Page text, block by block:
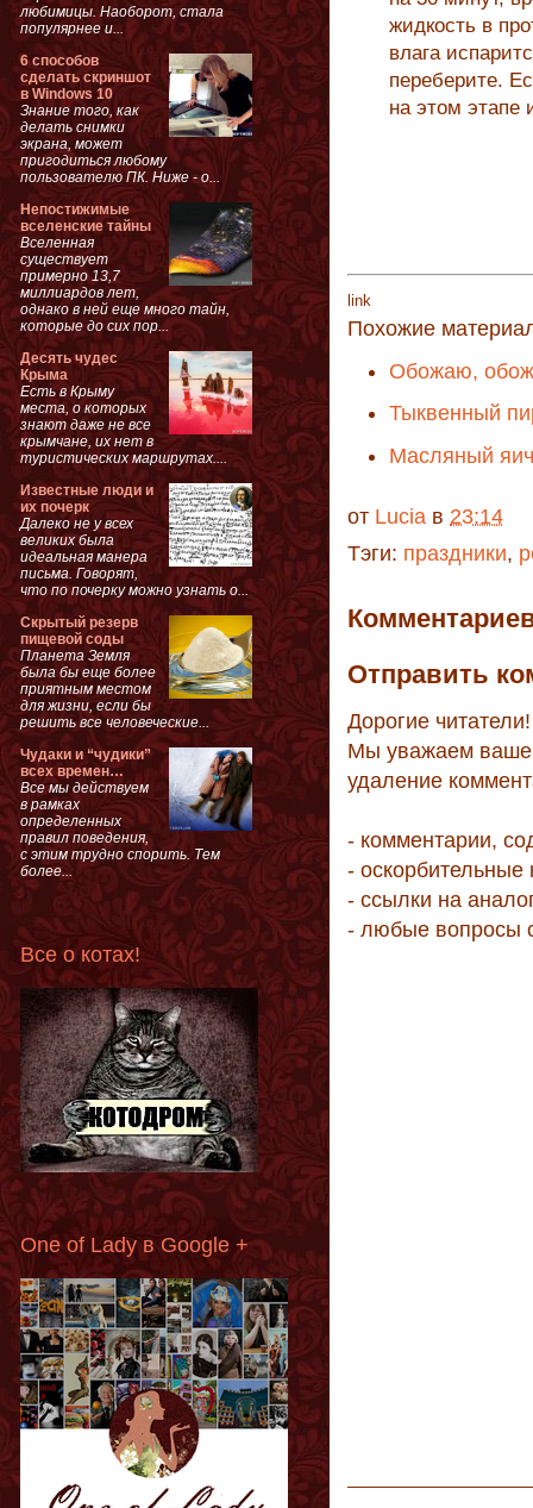
жидкость в
влага
переберите.
на этом этапе
link
Похожие
Обожаю,
Тыквенный
Масляный
от Lucia в 23:14
Тэги: праздники,
Отправить
Дорогие читатели!
Мы уважаем ваше
удаление
- комментарии,
- оскорбительные
- ссылки на
- любые вопросы
любимицы. Наоборот, стала
популярнее и...
6 способов
сделать скриншот
в Windows 10
Знание того, как
делать снимки
экрана, может
пригодиться любому
пользователю ПК. Ниже - о...
Непостижимые
вселенские тайны
Вселенная
существует
примерно 13,7
миллиардов лет,
однако в ней еще много тайн,
которые до сих пор...
Десять чудес
Крыма
Есть в Крыму
места, о которых
знают даже не все
крымчане, их нет в
туристических маршрутах....
Известные люди и
их почерк
Далеко не у всех
великих была
идеальная манера
письма. Говорят,
что по почерку можно узнать о...
Скрытый резерв
пищевой соды
Планета Земля
была бы еще более
приятным местом
для жизни, если бы
решить все человеческие...
Чудаки и “чудики”
всех времен…
Все мы действуем
в рамках
определенных
правил поведения,
с этим трудно спорить. Тем
более...
Все о котах!
One of Lady в Google +